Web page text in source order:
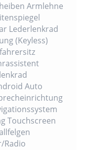
Armlehne
Lederlenkrad
(Keyless)
Auto
Touchscreen
Radio